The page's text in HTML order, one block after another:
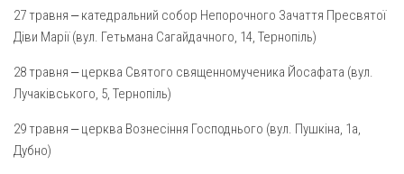
Квіти Слобожанщини
Харківщина
Полтавщина
Сумщина
27 травня ‒ катедральний собор Непорочного Зачаття Пресвятої
Діви Марії (вул. Гетьмана Сагайдачного, 14, Тернопіль)
28 травня ‒ церква Святого священномученика Йосафата (вул.
Лучаківського, 5, Тернопіль)
29 травня ‒ церква Вознесіння Господнього (вул. Пушкіна, 1а,
Дубно)